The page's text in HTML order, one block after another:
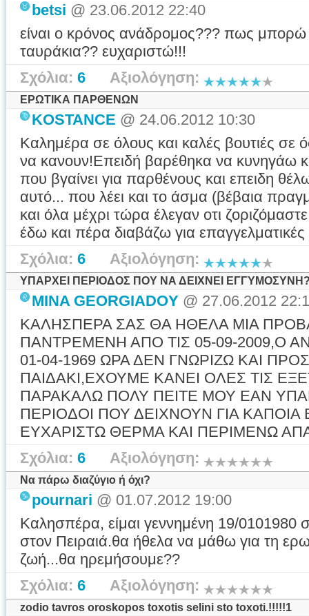
betsi @ 23.06.2012 22:40
είναι ο κρόνος ανάδρομος??? πως
ταυράκια?? ευχαριστώ!!!
Σχόλια: 6 Αξιολόγηση:
ΕΡΩΤΙΚΑ ΠΑΡΘΕΝΩΝ
KOSTANCE @ 24.06.2012 10:30
Καλημέρα σε όλους και καλές βουτιές σε
να κανουν!Επειδή βαρέθηκα να κυνηγάω
που βγαίνει για παρθένους και επειδη
αυτό... που λέει και το άσμα (βέβαια
και όλα μέχρι τώρα έλεγαν οτι
έδω και πέρα διαβάζω για επαγγελματικές
Σχόλια: 6 Αξιολόγηση:
ΥΠΑΡΧΕΙ ΠΕΡΙΟΔΟΣ ΠΟΥ ΝΑ ΔΕΙΧΝΕΙ
MINA GEORGIADOY @ 27.06.2012
ΚΑΛΗΣΠΕΡΑ ΣΑΣ ΘΑ ΗΘΕΛΑ ΜΙΑ
ΠΑΝΤΡΕΜΕΝΗ ΑΠΟ ΤΙΣ 05-09-2009,Ο
01-04-1969 ΩΡΑ ΔΕΝ ΓΝΩΡΙΖΩ ΚΑΙ
ΠΑΙΔΑΚΙ,ΕΧΟΥΜΕ ΚΑΝΕΙ ΟΛΕΣ ΤΙΣ
ΠΑΡΑΚΑΛΩ ΠΟΛΥ ΠΕΙΤΕ ΜΟΥ ΕΑΝ
ΠΕΡΙΟΔΟΙ ΠΟΥ ΔΕΙΧΝΟΥΝ ΓΙΑ
ΕΥΧΑΡΙΣΤΩ ΘΕΡΜΑ ΚΑΙ ΠΕΡΙΜΕΝΩ
Σχόλια: 6 Αξιολόγηση:
Να πάρω διαζύγιο ή όχι?
pournari @ 01.07.2012 19:00
Καλησπέρα, είμαι γεννημένη 19/0101980
στον Πειραιά.θα ήθελα να μάθω για τη
ζωή...θα ηρεμήσουμε??
Σχόλια: 6 Αξιολόγηση:
zodio tavros oroskopos toxotis selini sto toxoti.!!!!!1